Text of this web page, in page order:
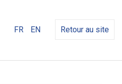
FR EN Retour au site